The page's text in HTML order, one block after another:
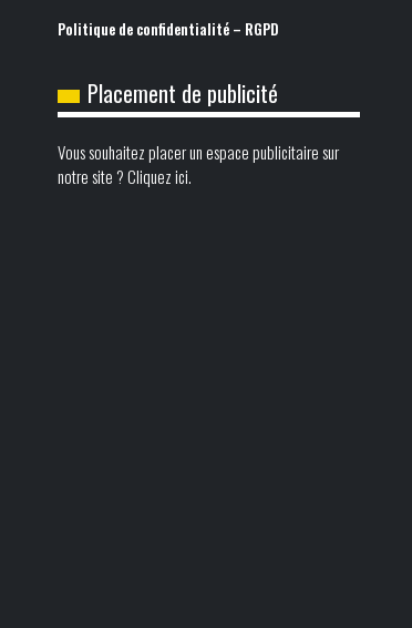
Politique de confidentialité – RGPD
Placement de publicité
Vous souhaitez placer un espace publicitaire sur
notre site ? Cliquez ici.